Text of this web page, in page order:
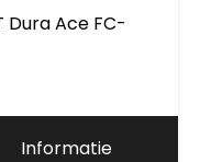
Ace FC-
Informatie